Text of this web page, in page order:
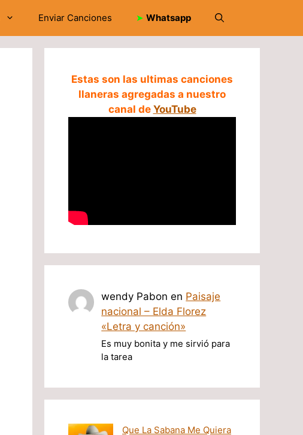
Enviar Canciones ➤ Whatsapp
Estas son las ultimas canciones
llaneras agregadas a nuestro
canal de YouTube
wendy Pabon en Paisaje
nacional – Elda Florez
«Letra y canción»
Es muy bonita y me sirvió para
la tarea
Que La Sabana Me Quiera